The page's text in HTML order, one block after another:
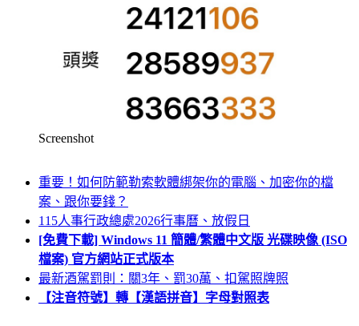
Screenshot
重要！如何防範勒索軟體綁架你的電腦、加密你的檔
案、跟你要錢？
115人事行政總處2026行事曆、放假日
[免費下載] Windows 11 簡體/繁體中文版 光碟映像 (ISO
檔案) 官方網站正式版本
最新酒駕罰則：關3年、罰30萬、扣駕照牌照
【注音符號】轉【漢語拼音】字母對照表